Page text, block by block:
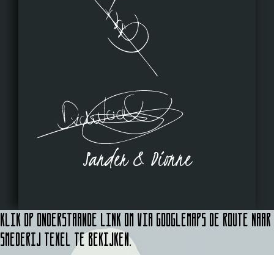
Sander & Dionne
Klik op onderstaande link om via Googlemaps de route naar
Smederij Texel te bekijken.